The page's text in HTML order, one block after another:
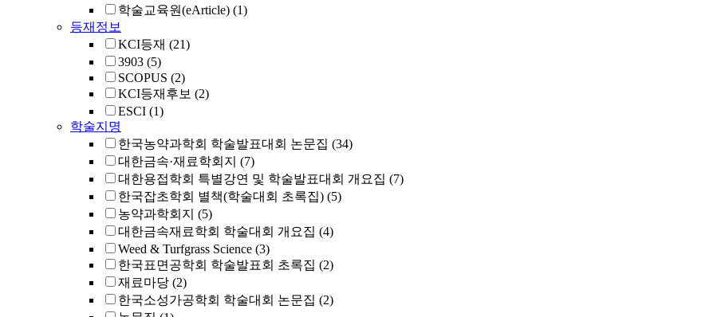
학술교육원(eArticle) (1)
등재정보
KCI등재 (21)
3903 (5)
SCOPUS (2)
KCI등재후보 (2)
ESCI (1)
학술지명
한국농약과학회 학술발표대회 논문집 (34)
대한금속·재료학회지 (7)
대한용접학회 특별강연 및 학술발표대회 개요집 (7)
한국잡초학회 별책(학술대회 초록집) (5)
농약과학회지 (5)
대한금속재료학회 학술대회 개요집 (4)
Weed & Turfgrass Science (3)
한국표면공학회 학술발표회 초록집 (2)
재료마당 (2)
한국소성가공학회 학술대회 논문집 (2)